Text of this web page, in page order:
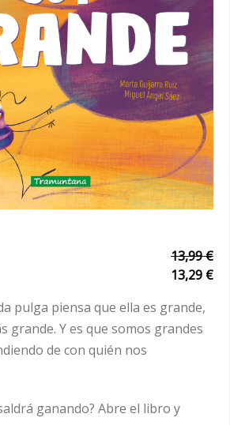
13,99 €
13,29 €
pulga piensa que ella es grande,
grande. Y es que somos grandes
de con quién nos
ganando? Abre el libro y